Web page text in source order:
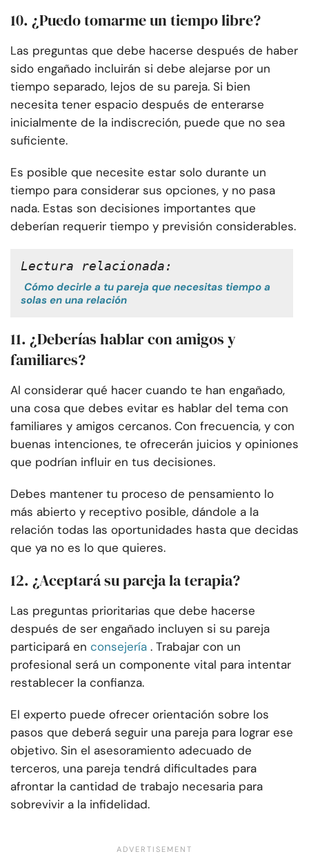
10. ¿Puedo tomarme un tiempo libre?
Las preguntas que debe hacerse después de haber
sido engañado incluirán si debe alejarse por un
tiempo separado, lejos de su pareja. Si bien
necesita tener espacio después de enterarse
inicialmente de la indiscreción, puede que no sea
suficiente.
Es posible que necesite estar solo durante un
tiempo para considerar sus opciones, y no pasa
nada. Estas son decisiones importantes que
deberían requerir tiempo y previsión considerables.
Lectura relacionada:
Cómo decirle a tu pareja que necesitas tiempo a
solas en una relación
11. ¿Deberías hablar con amigos y
familiares?
Al considerar qué hacer cuando te han engañado,
una cosa que debes evitar es hablar del tema con
familiares y amigos cercanos. Con frecuencia, y con
buenas intenciones, te ofrecerán juicios y opiniones
que podrían influir en tus decisiones.
Debes mantener tu proceso de pensamiento lo
más abierto y receptivo posible, dándole a la
relación todas las oportunidades hasta que decidas
que ya no es lo que quieres.
12. ¿Aceptará su pareja la terapia?
Las preguntas prioritarias que debe hacerse
después de ser engañado incluyen si su pareja
participará en consejería . Trabajar con un
profesional será un componente vital para intentar
restablecer la confianza.
El experto puede ofrecer orientación sobre los
pasos que deberá seguir una pareja para lograr ese
objetivo. Sin el asesoramiento adecuado de
terceros, una pareja tendrá dificultades para
afrontar la cantidad de trabajo necesaria para
sobrevivir a la infidelidad.